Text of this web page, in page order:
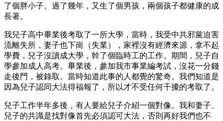
了個胖小子。過了幾年，又生了個男孩，兩個孩子都健康的成
長著。
我兒子高中畢業後考取了一所大學，當時，我受中共邪黨迫害
流離失所，妻子也下崗（失業），家裡沒有經濟來源，拿不起
學費，兒子沒讀成大學，幹了個臨時工的工作。期間，兒子自
學參加成人高考。畢業後，參加我市事業編考試，沒花一分錢
走後門，被錄取。當時知道此事的人都覺的驚奇。我們知道是
因為兒子認同大法得福報了，所以才不受任何干擾的考取了。
兒子工作半年多後，有人要給兒子介紹一個對像。我和妻子、
兒子的共識是找對像首先必須認可大法，否則再好我們也不